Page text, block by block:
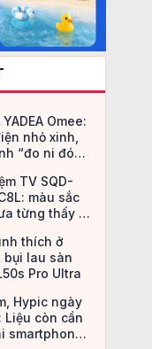
Omee:
nhỏ xinh,
“đo ni đóng
TV SQD-
màu sắc
từng thấy ở
thích ở
bụi lau sàn
Pro Ultra
Hypic ngày
Liệu còn cần
smartphone